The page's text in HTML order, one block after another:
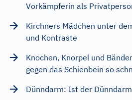
Vorkämpferin als
Kirchners Mädchen unter
und Kontraste
Knochen, Knorpel und
gegen das Schienbein so
Dünndarm: Ist der